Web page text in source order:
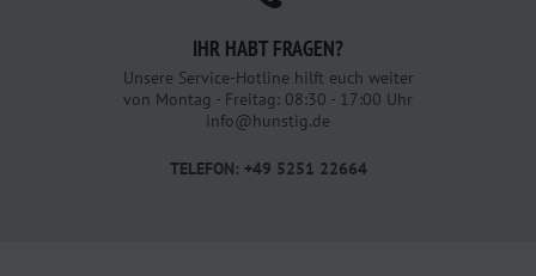
IHR HABT FRAGEN?
Unsere Service-Hotline hilft euch weiter
von Montag - Freitag: 08:30 - 17:00 Uhr
info@hunstig.de
TELEFON: +49 5251 22664